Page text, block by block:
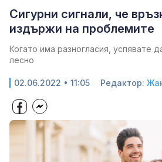
Сигурни сигнали, че
издържи на проблемите
Когато има разногласия, успявате
лесно
02.06.2022 • 11:05 Редактор: